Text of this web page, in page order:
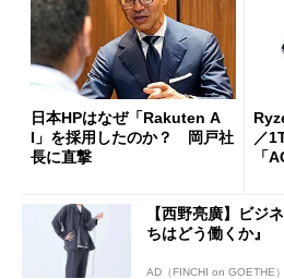
日本HPはなぜ「Rakuten A
I」を採用したのか？ 岡戸社
長に直撃
／
「
【西野亮廣】ビジ
ちはどう働くか』
AD（FINCHI on GOETHE）